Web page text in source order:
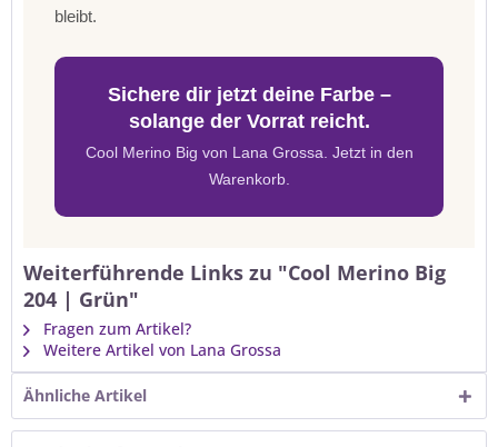
bleibt.
Sichere dir jetzt deine Farbe –
solange der Vorrat reicht.
Cool Merino Big von Lana Grossa. Jetzt in den
Warenkorb.
Weiterführende Links zu "Cool Merino Big
204 | Grün"
Fragen zum Artikel?
Weitere Artikel von Lana Grossa
Ähnliche Artikel